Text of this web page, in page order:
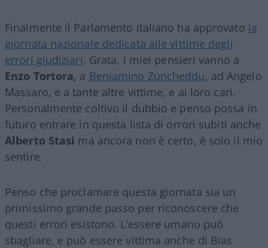
Finalmente il Parlamento italiano ha approvato la
giornata nazionale dedicata alle vittime degli
errori giudiziari. Grata, i miei pensieri vanno a
Enzo Tortora, a Beniamino Zuncheddu, ad Angelo
Massaro, e a tante altre vittime, e ai loro cari.
Personalmente coltivo il dubbio e penso possa in
futuro entrare in questa lista di orrori subiti anche
Alberto Stasi ma ancora non è certo, è solo il mio
sentire.
Penso che proclamare questa giornata sia un
primissimo grande passo per riconoscere che
questi errori esistono. L’essere umano può
sbagliare, e può essere vittima anche di Bias